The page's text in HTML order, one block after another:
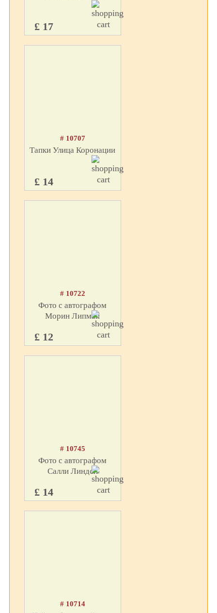
£ 17
# 10707
Тапки Улица Коронации
£ 14
# 10722
Фото с автографом
Морин Липман
£ 12
# 10745
Фото с автографом
Салли Линдси
£ 14
# 10714